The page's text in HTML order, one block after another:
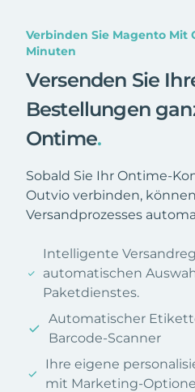
Verbinden Sie Magento Mit
Minuten
Versenden Sie
Bestellungen
Ontime.
Sobald Sie Ihr Ontime-
Outvio verbinden,
Versandprozesses
Intelligente
automatischen
Paketdienstes.
Automatischer
Barcode-Scanner
Ihre eigene
mit Marketing-